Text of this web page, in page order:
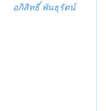
อภิสิทธิ์ พันธุรัตน์